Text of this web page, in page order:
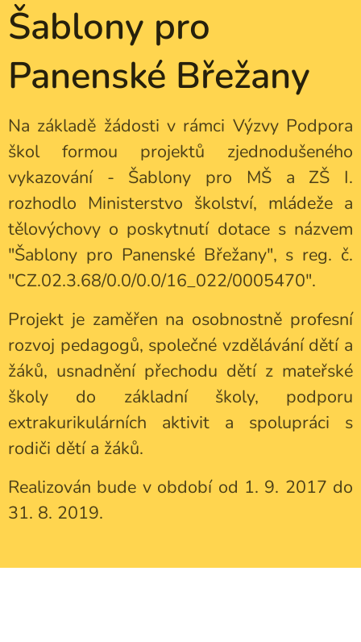
Šablony pro
Panenské Břežany
Na základě žádosti v rámci Výzvy Podpora
škol formou projektů zjednodušeného
vykazování - Šablony pro MŠ a ZŠ I.
rozhodlo Ministerstvo školství, mládeže a
tělovýchovy o poskytnutí dotace s názvem
"Šablony pro Panenské Břežany", s reg. č.
"CZ.02.3.68/0.0/0.0/16_022/0005470".
Projekt je zaměřen na osobnostně profesní
rozvoj pedagogů, společné vzdělávání dětí a
žáků, usnadnění přechodu dětí z mateřské
školy do základní školy, podporu
extrakurikulárních aktivit a spolupráci s
rodiči dětí a žáků.
Realizován bude v období od 1. 9. 2017 do
31. 8. 2019.